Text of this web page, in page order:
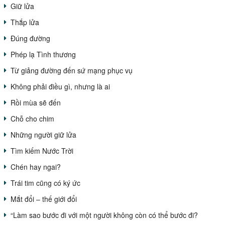
Giữ lửa
Thắp lửa
Đúng đường
Phép lạ Tình thương
Từ giảng đường đến sứ mạng phục vụ
Không phải điều gì, nhưng là ai
Rồi mùa sẽ đến
Chỗ cho chim
Những người giữ lửa
Tìm kiếm Nước Trời
Chén hay ngai?
Trái tim cũng có ký ức
Mắt đổi – thế giới đổi
“Làm sao bước đi với một người không còn có thể bước đi?